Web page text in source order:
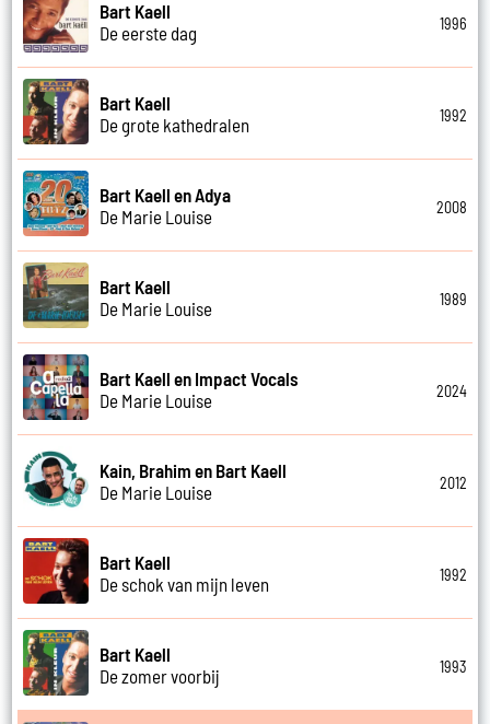
Bart Kaell
De eerste dag
1996
Bart Kaell
De grote kathedralen
1992
Bart Kaell en Adya
De Marie Louise
2008
Bart Kaell
De Marie Louise
1989
Bart Kaell en Impact Vocals
De Marie Louise
2024
Kain, Brahim en Bart Kaell
De Marie Louise
2012
Bart Kaell
De schok van mijn leven
1992
Bart Kaell
De zomer voorbij
1993